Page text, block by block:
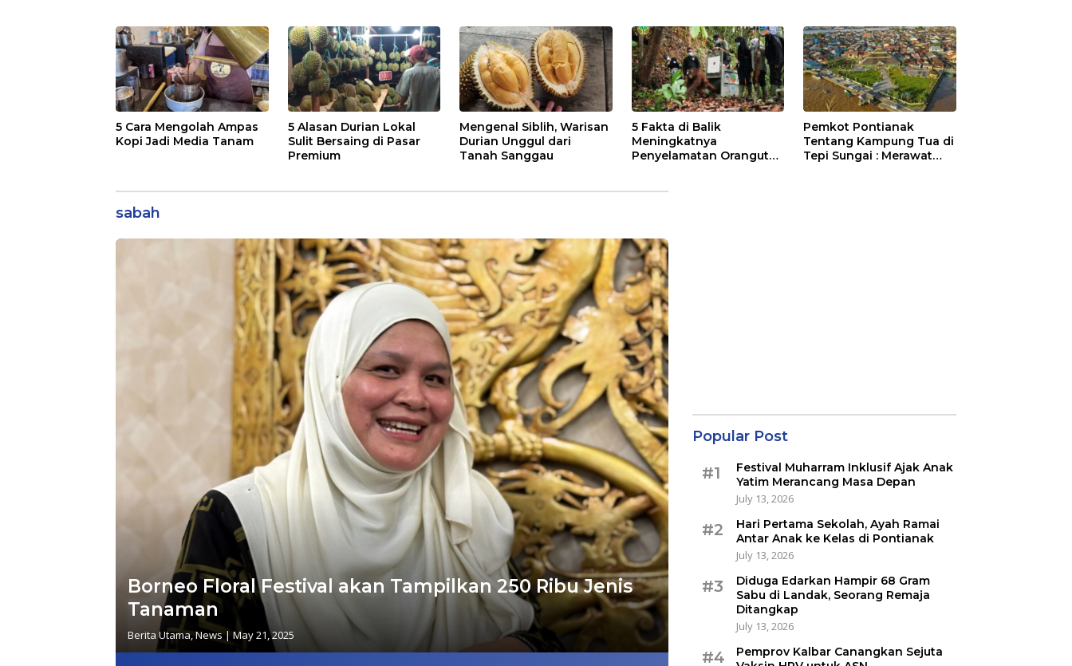
5 Cara Mengolah Ampas
Kopi Jadi Media Tanam
5 Alasan Durian Lokal
Sulit Bersaing di Pasar
Premium
Mengenal Siblih, Warisan
Durian Unggul dari
Tanah Sanggau
5 Fakta di Balik
Meningkatnya
Penyelamatan Orangutan
Pemkot Pontianak
Tentang Kampung Tua di
Tepi Sungai : Merawat
sabah
Borneo Floral Festival akan Tampilkan 250 Ribu Jenis
Tanaman
Berita Utama,News | May 21, 2025
Popular Post
#1
Festival Muharram Inklusif Ajak Anak
Yatim Merancang Masa Depan
July 13, 2026
#2
Hari Pertama Sekolah, Ayah Ramai
Antar Anak ke Kelas di Pontianak
July 13, 2026
#3
Diduga Edarkan Hampir 68 Gram
Sabu di Landak, Seorang Remaja
Ditangkap
July 13, 2026
#4
Pemprov Kalbar Canangkan Sejuta